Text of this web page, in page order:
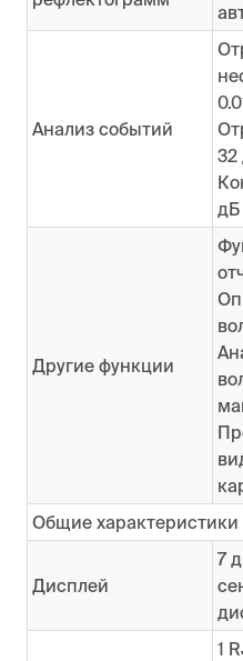
Анализ событий
32
дБ
Другие функции
Общие характеристики
Дисплей
7
1